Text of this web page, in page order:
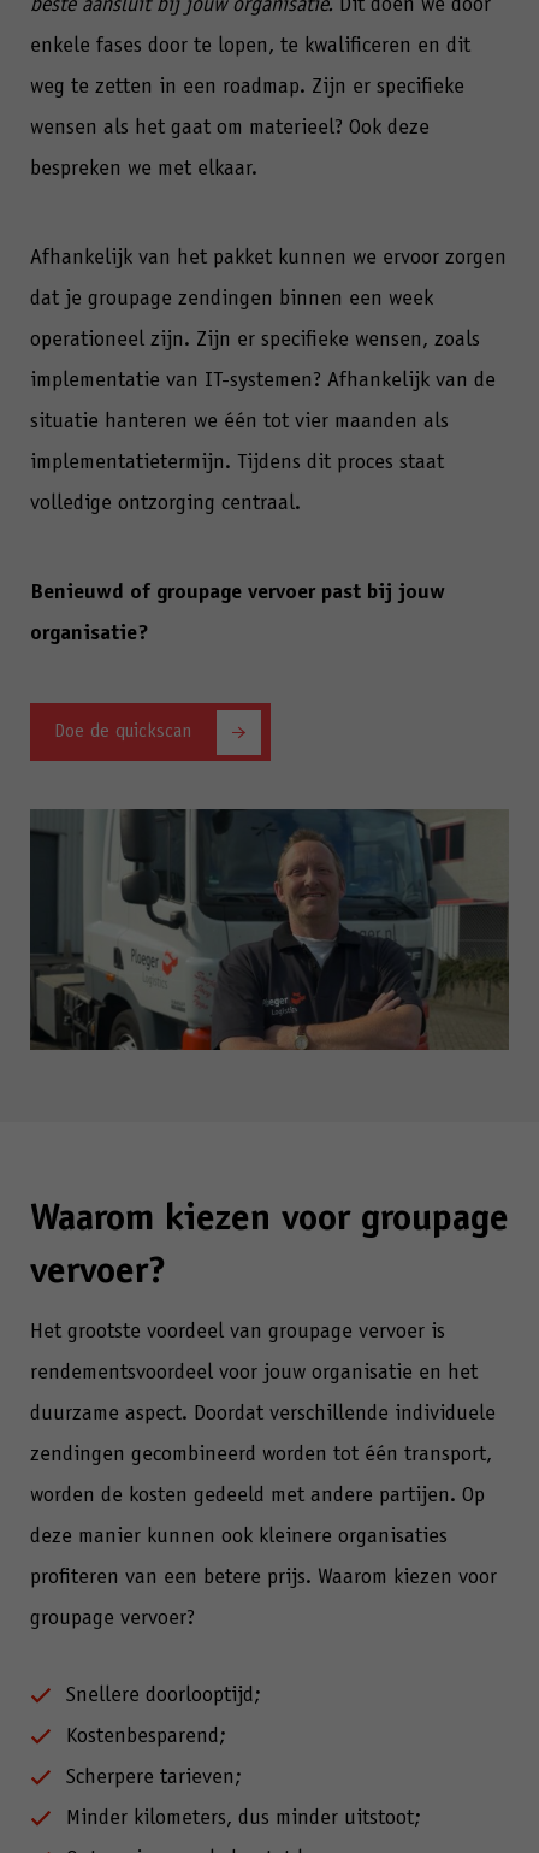
beste aansluit bij jouw organisatie. Dit doen we door
enkele fases door te lopen, te kwalificeren en dit
weg te zetten in een roadmap. Zijn er specifieke
wensen als het gaat om materieel? Ook deze
bespreken we met elkaar.
Afhankelijk van het pakket kunnen we ervoor zorgen
dat je groupage zendingen binnen een week
operationeel zijn. Zijn er specifieke wensen, zoals
implementatie van IT-systemen? Afhankelijk van de
situatie hanteren we één tot vier maanden als
implementatietermijn. Tijdens dit proces staat
volledige ontzorging centraal.
Benieuwd of groupage vervoer past bij jouw
organisatie?
Doe de quickscan
Waarom kiezen voor groupage
vervoer?
Het grootste voordeel van groupage vervoer is
rendementsvoordeel voor jouw organisatie en het
duurzame aspect. Doordat verschillende individuele
zendingen gecombineerd worden tot één transport,
worden de kosten gedeeld met andere partijen. Op
deze manier kunnen ook kleinere organisaties
profiteren van een betere prijs. Waarom kiezen voor
groupage vervoer?
Snellere doorlooptijd;
Kostenbesparend;
Scherpere tarieven;
Minder kilometers, dus minder uitstoot;